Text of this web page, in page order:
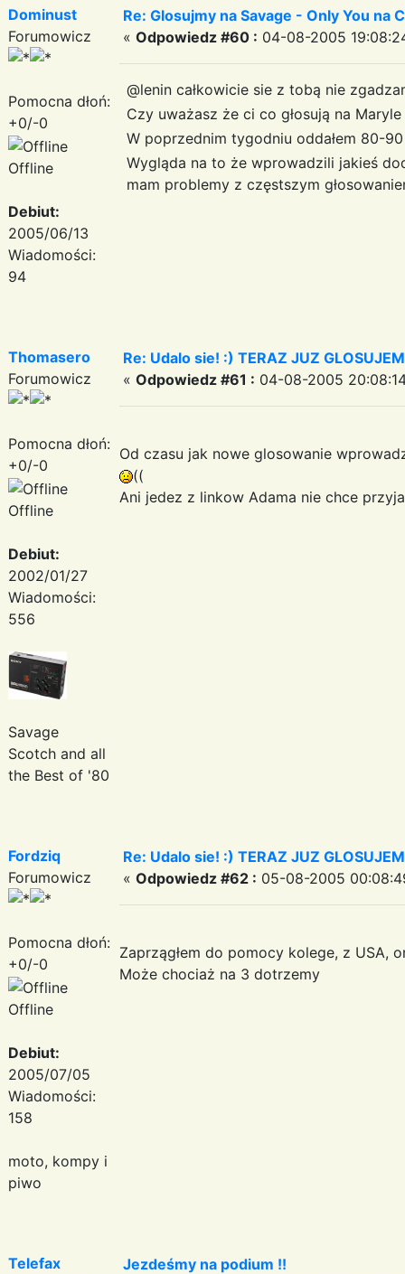
Dominust
Forumowicz
Pomocna dłoń:
+0/-0
Offline
Debiut:
2005/06/13
Wiadomości:
94
Re: Glosujmy na Savage - Only You na
« Odpowiedz #60 : 04-08-2005
@lenin całkowicie sie z tobą nie
Czy uważasz że ci co głosują na
W poprzednim tygodniu oddałem 80-
Wygląda na to że wprowadzili jakieś
mam problemy z częstszym
Thomasero
Forumowicz
Pomocna dłoń:
+0/-0
Offline
Debiut:
2002/01/27
Wiadomości:
556
Savage
Scotch and all
the Best of '80
Re: Udalo sie! :) TERAZ JUZ
« Odpowiedz #61 : 04-08-2005
Od czasu jak nowe glosowanie
((
Ani jedez z linkow Adama nie chce
Fordziq
Forumowicz
Pomocna dłoń:
+0/-0
Offline
Debiut:
2005/07/05
Wiadomości:
158
moto, kompy i
piwo
Re: Udalo sie! :) TERAZ JUZ
« Odpowiedz #62 : 05-08-2005
Zaprzągłem do pomocy kolege, z USA,
Może chociaż na 3 dotrzemy
Telefax
Jezdeśmy na podium !!